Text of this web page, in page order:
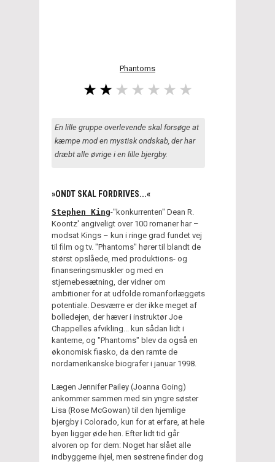
Phantoms
En lille gruppe overlevende skal forsøge at
kæmpe mod en mystisk ondskab, der har
dræbt alle øvrige i en lille bjergby.
»ONDT SKAL FORDRIVES...«
Stephen King-"konkurrenten" Dean R.
Koontz' angiveligt over 100 romaner har –
modsat Kings – kun i ringe grad fundet vej
til film og tv. "Phantoms" hører til blandt de
størst opslåede, med produktions- og
finanseringsmuskler og med en
stjernebesætning, der vidner om
ambitioner for at udfolde romanforlæggets
potentiale. Desværre er der ikke meget af
bolledejen, der hæver i instruktør Joe
Chappelles afvikling... kun sådan lidt i
kanterne, og "Phantoms" blev da også en
økonomisk fiasko, da den ramte de
nordamerikanske biografer i januar 1998.
Lægen Jennifer Pailey (Joanna Going)
ankommer sammen med sin yngre søster
Lisa (Rose McGowan) til den hjemlige
bjergby i Colorado, kun for at erfare, at hele
byen ligger øde hen. Efter lidt tid går
alvoren op for dem: Noget har slået alle
indbyggerne ihjel, men søstrene finder dog